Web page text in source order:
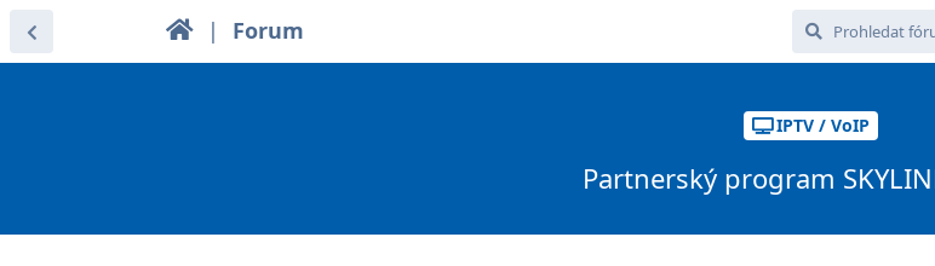
| Forum
IPTV / VoIP
Partnerský program